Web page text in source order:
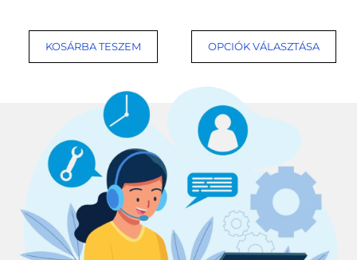
KOSÁRBA TESZEM OPCIÓK VÁLASZTÁSA